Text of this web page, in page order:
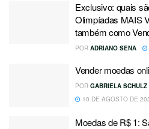
Exclusivo: quais
Olimpíadas MAIS
também como
POR ADRIANO SENA
Vender moedas
POR GABRIELA SCHULZ
10 DE AGOSTO DE
Moedas de R$ 1: